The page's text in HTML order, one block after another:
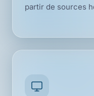
partir de sources